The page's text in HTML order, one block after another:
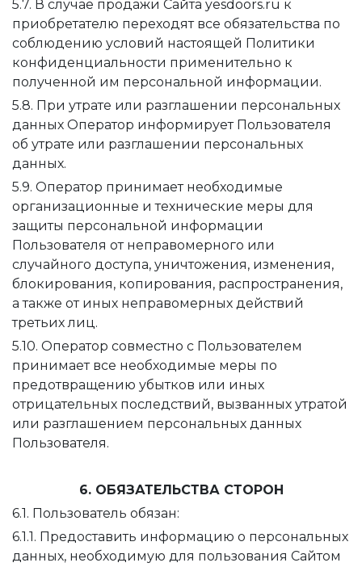
5.7. В случае продажи Сайта yesdoors.ru к
приобретателю переходят все обязательства по
соблюдению условий настоящей Политики
конфиденциальности применительно к
полученной им персональной информации.
5.8. При утрате или разглашении персональных
данных Оператор информирует Пользователя
об утрате или разглашении персональных
данных.
5.9. Оператор принимает необходимые
организационные и технические меры для
защиты персональной информации
Пользователя от неправомерного или
случайного доступа, уничтожения, изменения,
блокирования, копирования, распространения,
а также от иных неправомерных действий
третьих лиц.
5.10. Оператор совместно с Пользователем
принимает все необходимые меры по
предотвращению убытков или иных
отрицательных последствий, вызванных утратой
или разглашением персональных данных
Пользователя.
6. ОБЯЗАТЕЛЬСТВА СТОРОН
6.1. Пользователь обязан:
6.1.1. Предоставить информацию о персональных
данных, необходимую для пользования Сайтом